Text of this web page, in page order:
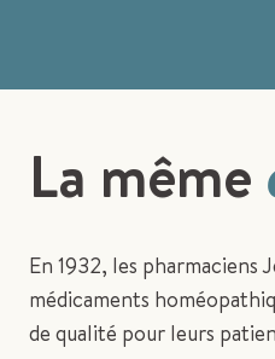
La même
En 1932, les pharmaciens
médicaments
de qualité pour leurs